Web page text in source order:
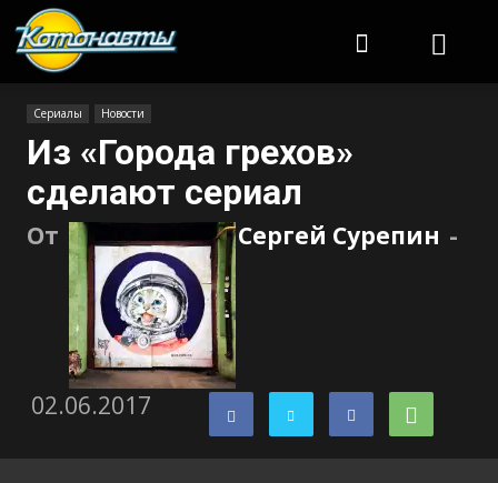
Сериалы Новости
Из «Города грехов»
сделают сериал
От Сергей Сурепин -
02.06.2017